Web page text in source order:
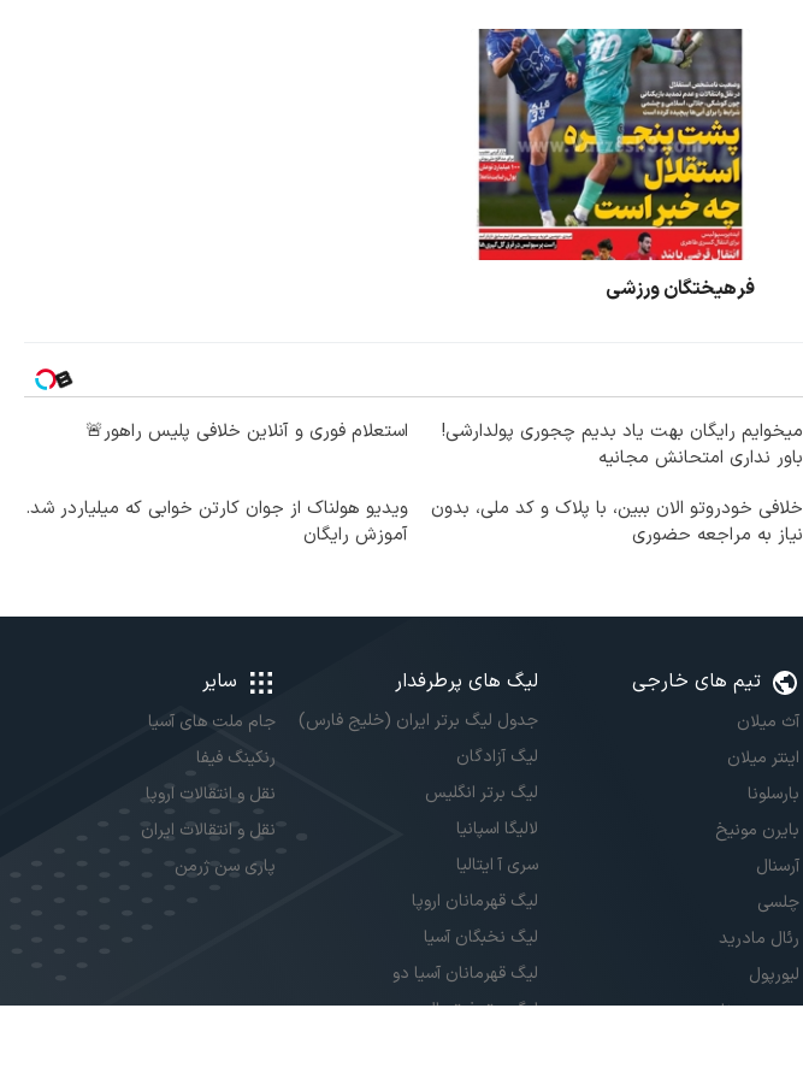
فرهیختگان ورزشی
میخوایم رایگان بهت یاد بدیم چجوری پولدارشی!
باور نداری امتحانش مجانیه
استعلام فوری و آنلاین خلافی پلیس راهور🚨
خلافی خودروتو الان ببین، با پلاک و کد ملی، بدون
نیاز به مراجعه حضوری
ویدیو هولناک از جوان کارتن خوابی که میلیاردر شد.
آموزش رایگان
تیم های خارجی
آث میلان
اینتر میلان
بارسلونا
بایرن مونیخ
آرسنال
چلسی
رئال مادرید
لیورپول
منچستریونایتد
لیگ های پرطرفدار
جدول لیگ برتر ایران (خلیج فارس)
لیگ آزادگان
لیگ برتر انگلیس
لالیگا اسپانیا
سری آ ایتالیا
لیگ قهرمانان اروپا
لیگ نخبگان آسیا
لیگ قهرمانان آسیا دو
لیگ برتر فوتسال
سایر
جام ملت های آسیا
رنکینگ فیفا
نقل و انتقالات اروپا
نقل و انتقالات ایران
پاری سن ژرمن